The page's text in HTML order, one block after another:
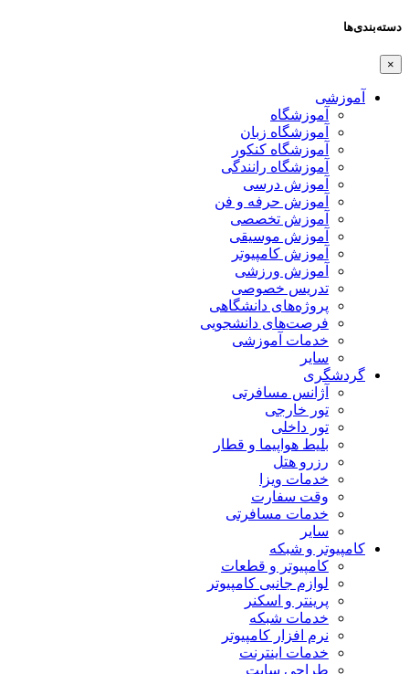
دسته‌بندی‌ها
×
آموزشی
آموزشگاه
آموزشگاه زبان
آموزشگاه کنکور
آموزشگاه رانندگی
آموزش درسی
آموزش حرفه و فن
آموزش تخصصی
آموزش موسیقی
آموزش کامپیوتر
آموزش ورزشی
تدریس خصوصی
پروژه‌های دانشگاهی
فرصت‌های دانشجویی
خدمات آموزشی
سایر
گردشگری
آژانس مسافرتی
تور خارجی
تور داخلی
بلیط هواپیما و قطار
رزرو هتل
خدمات ویزا
وقت سفارت
خدمات مسافرتی
سایر
کامپیوتر و شبکه
کامپیوتر و قطعات
لوازم جانبی کامپیوتر
پرینتر و اسکنر
خدمات شبکه
نرم افزار کامپیوتر
خدمات اینترنت
طراحی سایت